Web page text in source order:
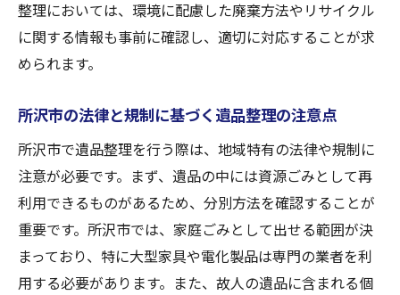
遺品の価値を最大限に引き出す方法
買取業者の選び方と査定ポイント
買取価格を高めるための提示方法
専門家による適正価格の見極め方
買取後の手続きとフォローアップ
遺族の感情的負担を軽減するための整理プラン
ニング
事前のプランニングで得られる安心感
感情的な負担を和らげるためのコミュニケ
整理においては、環境に配慮した廃棄方法やリサイクル
に関する情報も事前に確認し、適切に対応することが求
められます。
所沢市の法律と規制に基づく遺品整理の注意点
所沢市で遺品整理を行う際は、地域特有の法律や規制に
注意が必要です。まず、遺品の中には資源ごみとして再
利用できるものがあるため、分別方法を確認することが
重要です。所沢市では、家庭ごみとして出せる範囲が決
まっており、特に大型家具や電化製品は専門の業者を利
用する必要があります。また、故人の遺品に含まれる個